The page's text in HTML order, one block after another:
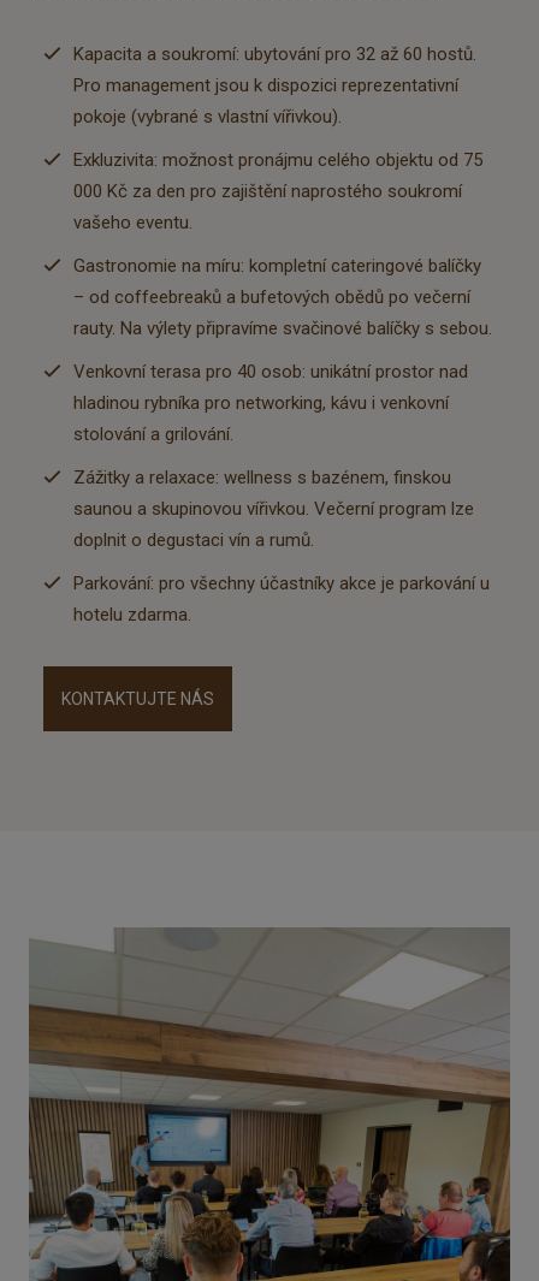
Kapacita a soukromí: ubytování pro 32 až 60 hostů.
Pro management jsou k dispozici reprezentativní
pokoje (vybrané s vlastní vířivkou).
Exkluzivita: možnost pronájmu celého objektu od 75
000 Kč za den pro zajištění naprostého soukromí
vašeho eventu.
Gastronomie na míru: kompletní cateringové balíčky
– od coffeebreaků a bufetových obědů po večerní
rauty. Na výlety připravíme svačinové balíčky s sebou.
Venkovní terasa pro 40 osob: unikátní prostor nad
hladinou rybníka pro networking, kávu i venkovní
stolování a grilování.
Zážitky a relaxace: wellness s bazénem, finskou
saunou a skupinovou vířivkou. Večerní program lze
doplnit o degustaci vín a rumů.
Parkování: pro všechny účastníky akce je parkování u
hotelu zdarma.
KONTAKTUJTE NÁS